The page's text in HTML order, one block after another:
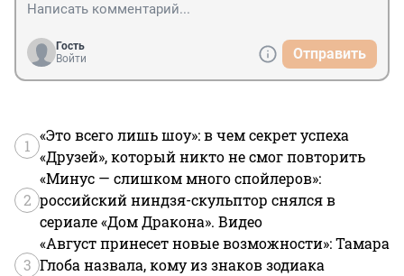
Гость
Войти
Отправить
1
«Это всего лишь шоу»: в чем секрет успеха
«Друзей», который никто не смог повторить
2
«Минус — слишком много спойлеров»:
российский ниндзя-скульптор снялся в
сериале «Дом Дракона». Видео
3
«Август принесет новые возможности»: Тамара
Глоба назвала, кому из знаков зодиака